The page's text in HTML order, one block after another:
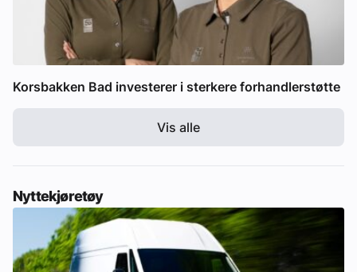
Korsbakken Bad investerer i sterkere forhandlerstøtte
Vis alle
Nyttekjøretøy